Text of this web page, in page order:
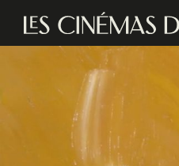
Aller au contenu principal